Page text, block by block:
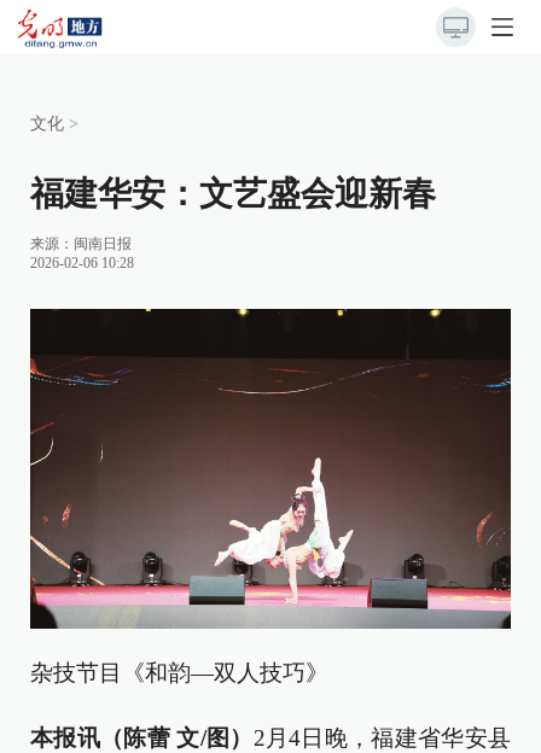
文化 >
福建华安：文艺盛会迎新春
来源： 闽南日报
2026-02-06 10:28
杂技节目《和韵—双人技巧》
本报讯（陈蕾 文/图） 2月4日晚，福建省华安县